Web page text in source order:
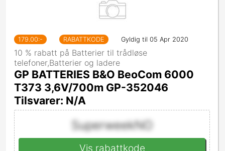
179.00:- RABATTKODE Gyldig til 05 Apr 2020
10 % rabatt på Batterier til trådløse
telefoner,Batterier og ladere
GP BATTERIES B&O BeoCom 6000
T373 3,6V/700m GP-352046
Tilsvarer: N/A
SuperweekNO
Vis rabattkode